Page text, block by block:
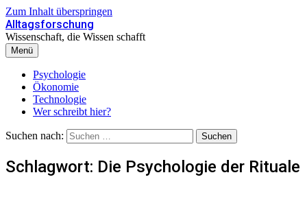
Zum Inhalt überspringen
Alltagsforschung
Wissenschaft, die Wissen schafft
Menü
Psychologie
Ökonomie
Technologie
Wer schreibt hier?
Suchen nach:
Schlagwort: Die Psychologie der Rituale